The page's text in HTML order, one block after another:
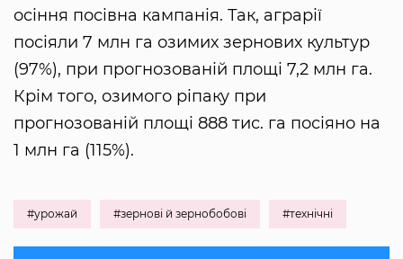
осіння посівна кампанія. Так, аграрії
посіяли 7 млн га озимих зернових культур
(97%), при прогнозованій площі 7,2 млн га.
Крім того, озимого ріпаку при
прогнозованій площі 888 тис. га посіяно на
1 млн га (115%).
#урожай #зернові й зернобобові #технічні